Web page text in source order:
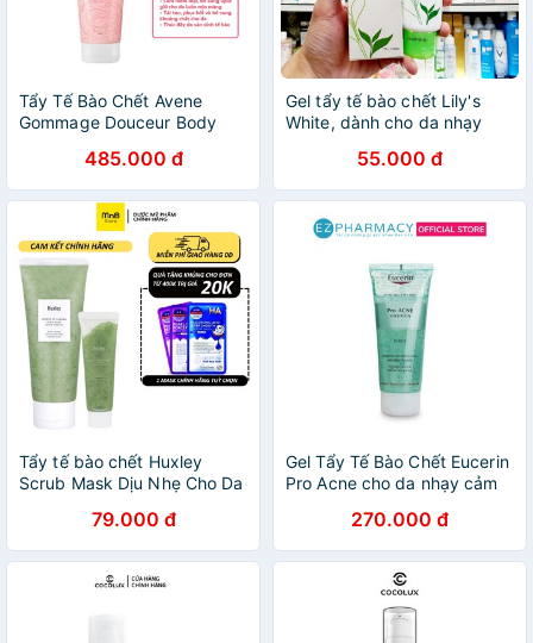
Tẩy Tế Bào Chết Avene
Gommage Douceur Body
485.000 đ
Gel tẩy tế bào chết Lily's
White, dành cho da nhạy
55.000 đ
Tẩy tế bào chết Huxley
Scrub Mask Dịu Nhẹ Cho Da
79.000 đ
Gel Tẩy Tế Bào Chết Eucerin
Pro Acne cho da nhạy cảm
270.000 đ